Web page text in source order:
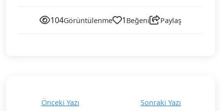
104Görüntülenme 1 Beğeni Paylaş
Önceki Yazı Sonraki Yazı